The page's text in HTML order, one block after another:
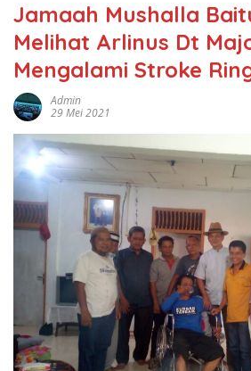
Jamaah Mushalla
Melihat Arlinus Dt
Mengalami Stroke
Admin
29 Mei 2021